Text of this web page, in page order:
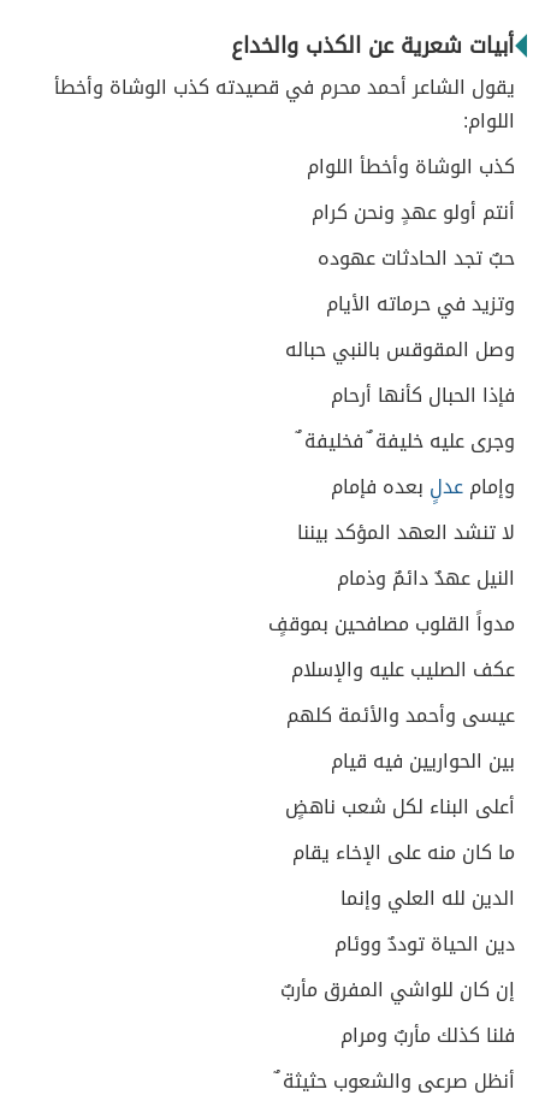
أبيات شعرية عن الكذب والخداع
يقول الشاعر أحمد محرم في قصيدته كذب الوشاة وأخطأ
اللوام:
كذب الوشاة وأخطأ اللوام
أنتم أولو عهدٍ ونحن كرام
حبٌ تجد الحادثات عهوده
وتزيد في حرماته الأيام
وصل المقوقس بالنبي حباله
فإذا الحبال كأنها أرحام
وجرى عليه خليفة ٌ فخليفة ٌ
وإمامعدلٍ بعده فإمام
لا تنشد العهد المؤكد بيننا
النيل عهدٌ دائمٌ وذمام
مدواً القلوب مصافحين بموقفٍ
عكف الصليب عليه والإسلام
عيسى وأحمد والأئمة كلهم
بين الحواريين فيه قيام
أعلى البناء لكل شعب ناهضٍ
ما كان منه على الإخاء يقام
الدين لله العلي وإنما
دين الحياة توددٌ ووئام
إن كان للواشي المفرق مأربٌ
فلنا كذلك مأربٌ ومرام
أنظل صرعى والشعوب حثيثة ٌ